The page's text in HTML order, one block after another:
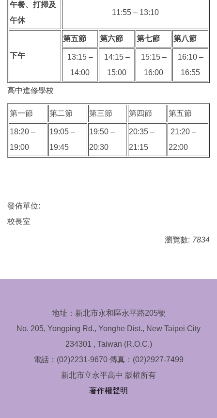
午餐、打掃及
午休
11:55 – 13:10
下午
第五節 第六節 第七節 第八節
13:15 –
14:00
14:15 –
15:00
15:15 –
16:00
16:10 –
16:55
高中進修學校
第一節 第二節 第三節 第四節 第五節
18:20 –
19:00
19:05 –
19:45
19:50 –
20:30
20:35 –
21:15
21:20 –
22:00
發佈單位:
校長室
瀏覽數: 7834
地址：新北市永和區永平路205號
No. 205, Yongping Rd., Yonghe Dist., New Taipei City
234301 , Taiwan (R.O.C.)
電話：(02)2231-9670 傳真：(02)2927-7499
新北市立永平高中 版權所有
著作權聲明